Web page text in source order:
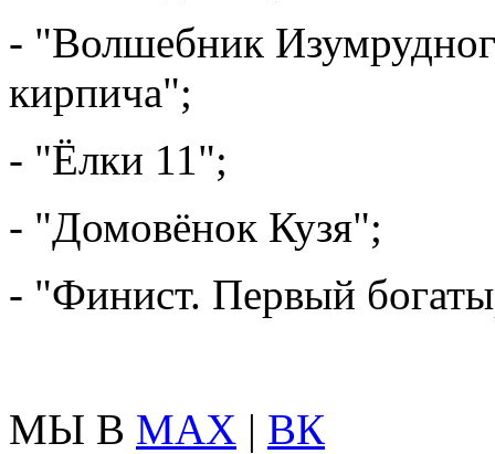
- "Волшебник
кирпича";
- "Ёлки 11";
- "Домовёнок Кузя";
- "Финист. Первый
МЫ В MAX | ВК